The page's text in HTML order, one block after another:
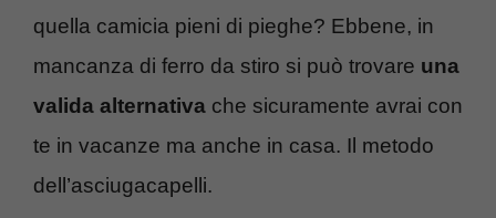
quella camicia pieni di pieghe? Ebbene, in
mancanza di ferro da stiro si può trovare una
valida alternativa che sicuramente avrai con
te in vacanze ma anche in casa. Il metodo
dell’asciugacapelli.